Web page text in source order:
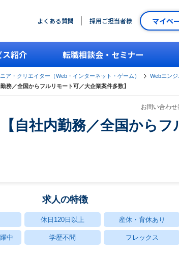
よくある質問 採用ご担当者様 マイペ
ス紹介 転職相談会・セミナー
ア・クリエイター（Web・インターネット・ゲーム）
Webエン
務／全国からフルリモート可／大企業案件多数】
お問い合わ
自社内勤務／全国からフ
求人の特徴
休日120日以上 産休・育休あり
中 学歴不問 フレックス